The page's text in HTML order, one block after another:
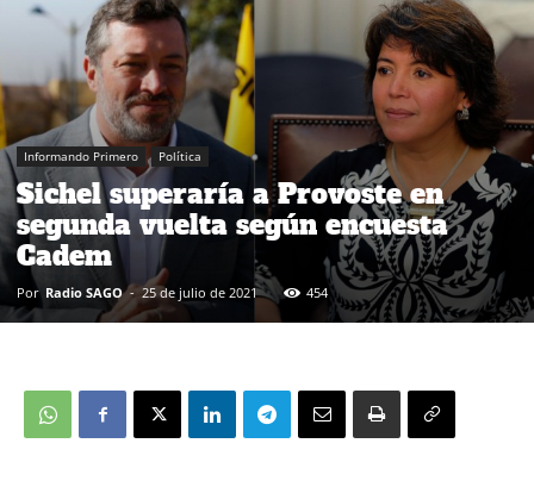
Informando Primero Política
Sichel superaría a Provoste en
segunda vuelta según encuesta
Cadem
Por Radio SAGO - 25 de julio de 2021 454